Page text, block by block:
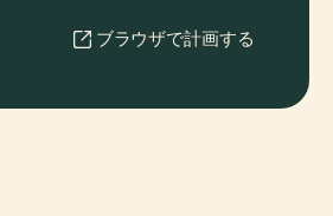
ブラウザで計画する